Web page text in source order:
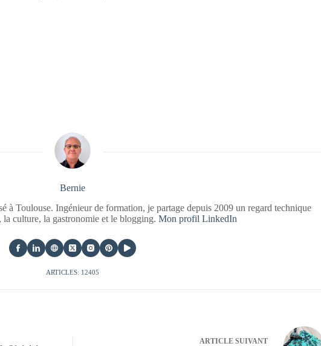
Bernie
à Toulouse. Ingénieur de formation, je partage depuis 2009 un regard technique
la culture, la gastronomie et le blogging.Mon profil LinkedIn
ARTICLES: 12405
ARTICLESUIVANT